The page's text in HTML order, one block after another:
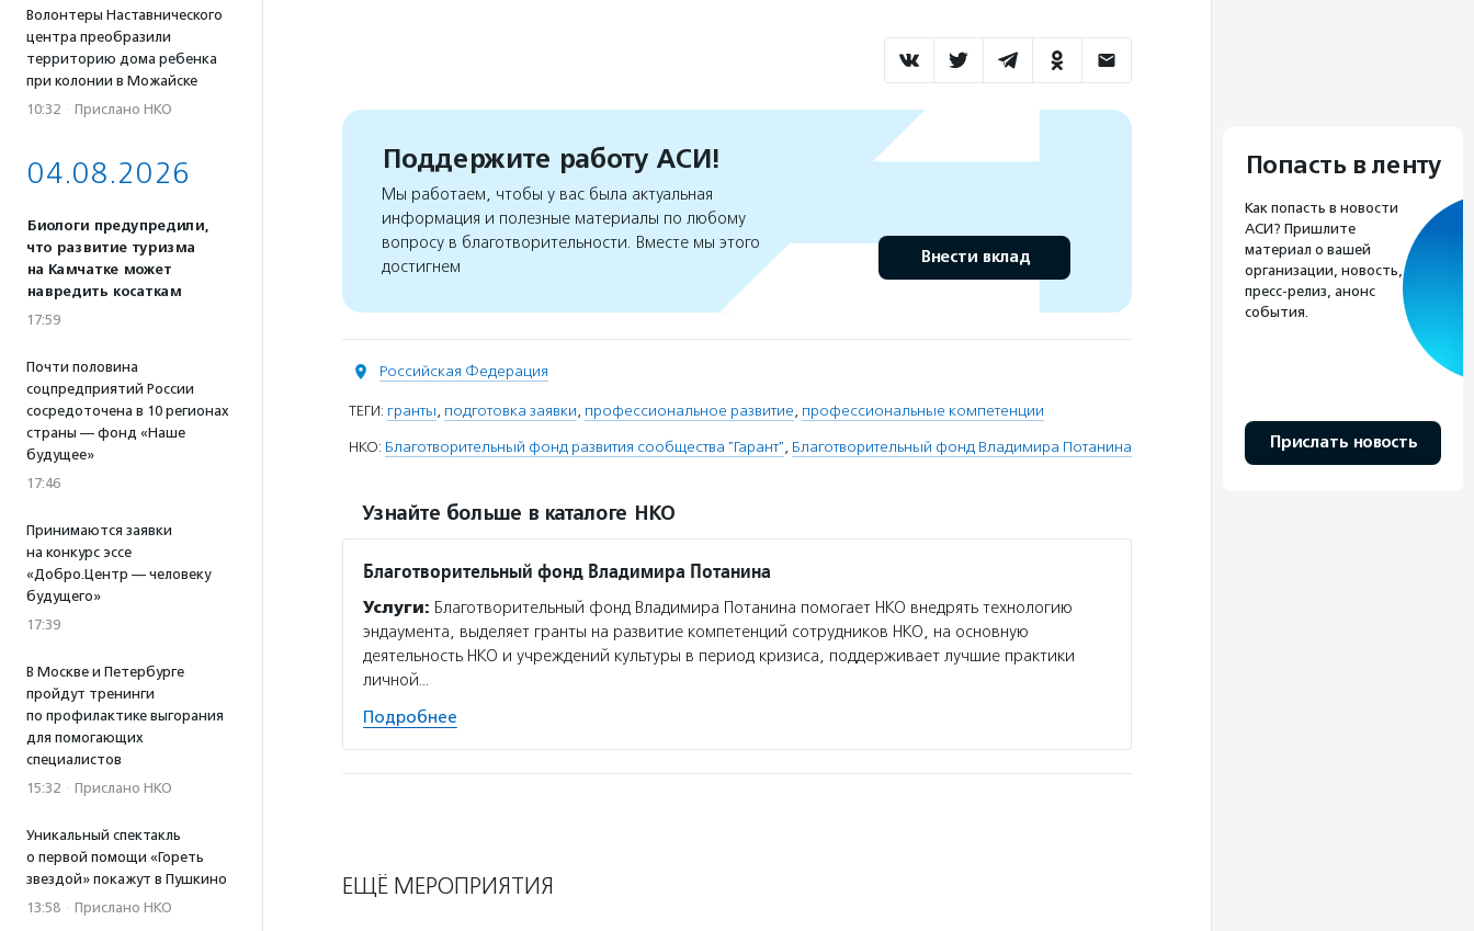
Волонтеры Наставнического
центра преобразили
территорию дома ребенка
при колонии в Можайске
10:32 · Прислано НКО
04.08.2026
Биологи предупредили,
что развитие туризма
на Камчатке может
навредить косаткам
17:59
Почти половина
соцпредприятий России
сосредоточена в 10 регионах
страны — фонд «Наше
будущее»
17:46
Принимаются заявки
на конкурс эссе
«Добро.Центр — человеку
будущего»
17:39
В Москве и Петербурге
пройдут тренинги
по профилактике выгорания
для помогающих
специалистов
15:32 · Прислано НКО
Уникальный спектакль
о первой помощи «Гореть
звездой» покажут в Пушкино
13:58 · Прислано НКО
Поддержите работу АСИ!
Мы работаем, чтобы у вас была актуальная
информация и полезные материалы по любому
вопросу в благотворительности. Вместе мы этого
достигнем
Внести вклад
Российская Федерация
ТЕГИ: гранты, подготовка заявки, профессиональное развитие, профессиональные компетенции
НКО: Благотворительный фонд развития сообщества "Гарант", Благотворительный фонд Владимира Потанина
Узнайте больше в каталоге НКО
Благотворительный фонд Владимира Потанина
Услуги: Благотворительный фонд Владимира Потанина помогает НКО внедрять технологию
эндаумента, выделяет гранты на развитие компетенций сотрудников НКО, на основную
деятельность НКО и учреждений культуры в период кризиса, поддерживает лучшие практики
личной…
Подробнее
ЕЩЁ МЕРОПРИЯТИЯ
Попасть в ленту
Как попасть в новости
АСИ? Пришлите
материал о вашей
организации, новость,
пресс-релиз, анонс
события.
Прислать новость